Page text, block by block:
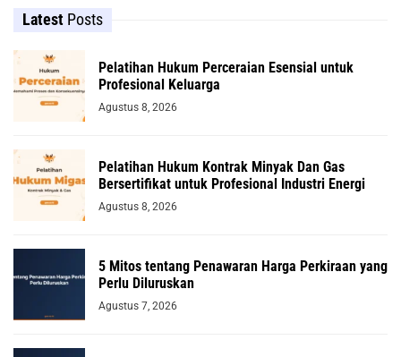
Latest Posts
Pelatihan Hukum Perceraian Esensial untuk
Profesional Keluarga
Agustus 8, 2026
Pelatihan Hukum Kontrak Minyak Dan Gas
Bersertifikat untuk Profesional Industri Energi
Agustus 8, 2026
5 Mitos tentang Penawaran Harga Perkiraan yang
Perlu Diluruskan
Agustus 7, 2026